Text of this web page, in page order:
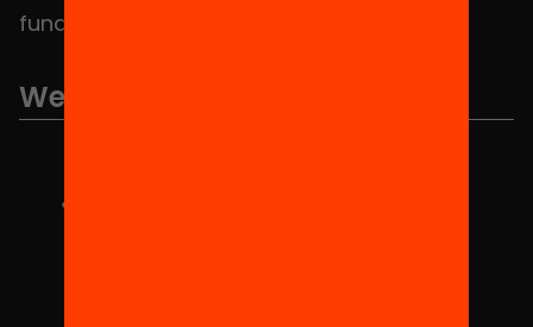
fundacio@equitat.org
We are part of...